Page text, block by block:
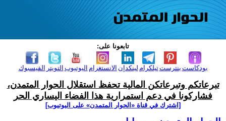
تابعونا على:
الفيسبوك التويتر اليوتيوب الانستغرام لينكدإن تيلكرامبنترست بودكاست
تبرعاتكم وتبرعاتكن المالية تحفظ استقلال الحوار المتمدن،
فشاركونا في دعم استمرارية هذا الفضاء اليساري الحر
[اشترك في قناة ‫«الحوار المتمدن» على اليوتيوب]